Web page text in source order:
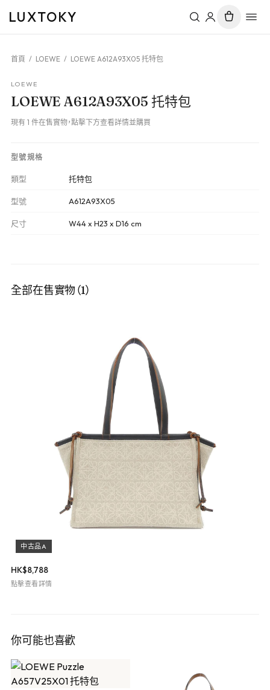
LUXTOKY
首頁 / LOEWE / LOEWE A612A93X05 托特包
LOEWE
LOEWE A612A93X05 托特包
現有 1 件在售實物，點擊下方查看詳情並購買
型號規格
類型 托特包
型號 A612A93X05
尺寸 W44 x H23 x D16 cm
全部在售實物（1）
中古品A
HK$8,788
點擊查看詳情
你可能也喜歡